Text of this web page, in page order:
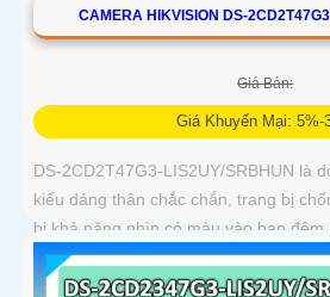
CAMERA HIKVISION DS-
Giá Bán:
Giá Khuyến Mại: 5%-
DS-2CD2T47G3-LIS2UY/SRBHUN là
kiểu dáng thân chắc chắn, trang bị
bị khả năng nhìn có màu vào ban đêm
60m, phát hiện chuyển động và phân
phương tiện, ống kính 4